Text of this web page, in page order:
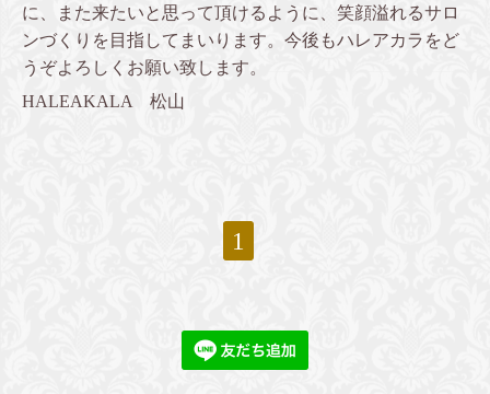
に、また来たいと思って頂けるように、笑顔溢れるサロ
ンづくりを目指してまいります。今後もハレアカラをど
うぞよろしくお願い致します。
HALEAKALA 松山
1